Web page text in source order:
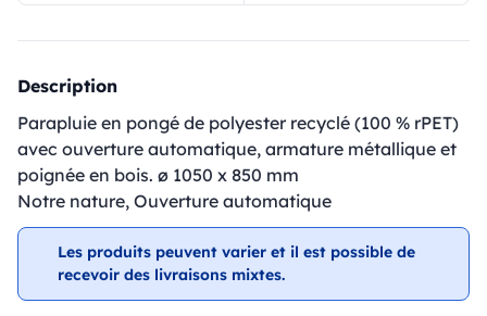
Description
Parapluie en pongé de polyester recyclé (100 % rPET)
avec ouverture automatique, armature métallique et
poignée en bois. ø 1050 x 850 mm
Notre nature, Ouverture automatique
Les produits peuvent varier et il est possible de
recevoir des livraisons mixtes.